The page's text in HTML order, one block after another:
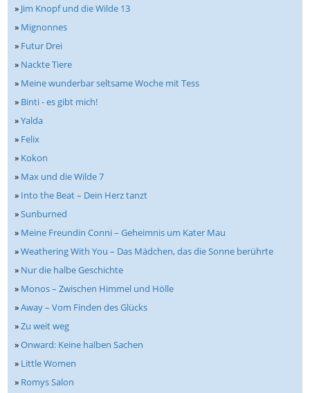
» Jim Knopf und die Wilde 13
» Mignonnes
» Futur Drei
» Nackte Tiere
» Meine wunderbar seltsame Woche mit Tess
» Binti - es gibt mich!
»Yalda
» Felix
» Kokon
» Max und die Wilde 7
» Into the Beat – Dein Herz tanzt
»Sunburned
» Meine Freundin Conni – Geheimnis um Kater Mau
»Weathering With You – Das Mädchen, das die Sonne berührte
» Nur die halbe Geschichte
» Monos – Zwischen Himmel und Hölle
»Away – Vom Finden des Glücks
»Zu weit weg
»Onward: Keine halben Sachen
» Little Women
» Romys Salon